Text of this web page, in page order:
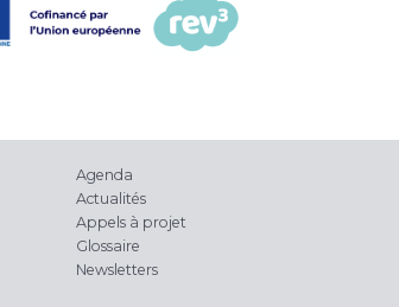
Agenda
Actualités
Appels à projet
Glossaire
Newsletters